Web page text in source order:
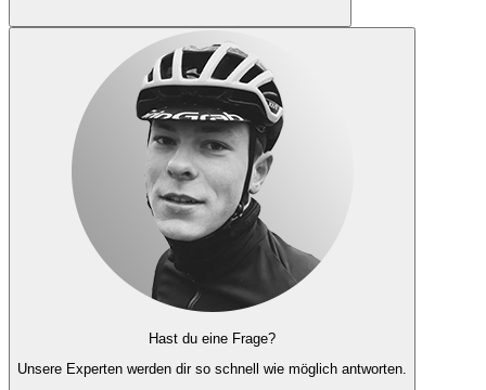
Hast du eine Frage?
Unsere Experten werden dir so schnell wie möglich antworten.